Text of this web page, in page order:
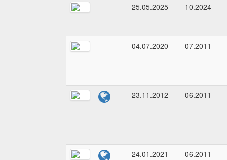
25.05.2025 10.2024
04.07.2020 07.2011
23.11.2012 06.2011
24.01.2021 06.2011